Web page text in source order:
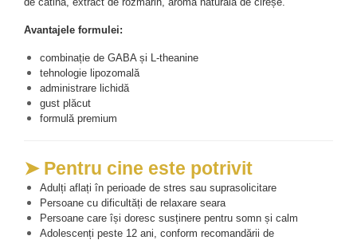
Avantajele formulei:
combinație de GABA și L-theanine
tehnologie lipozomală
administrare lichidă
gust plăcut
formulă premium
➤ Pentru cine este potrivit
Adulți aflați în perioade de stres sau suprasolicitare
Persoane cu dificultăți de relaxare seara
Persoane care își doresc susținere pentru somn și calm
Adolescenți peste 12 ani, conform recomandării de